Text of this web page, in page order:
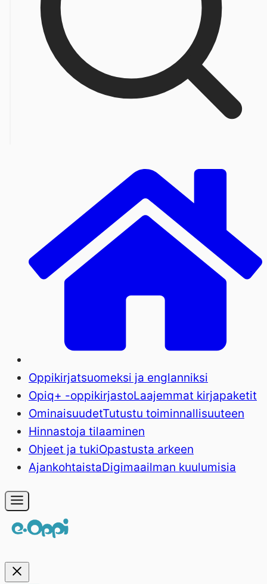
Oppikirjatsuomeksi ja englanniksi
Opiq+ -oppikirjastoLaajemmat kirjapaketit
OminaisuudetTutustu toiminnallisuuteen
Hinnastoja tilaaminen
Ohjeet ja tukiOpastusta arkeen
AjankohtaistaDigimaailman kuulumisia